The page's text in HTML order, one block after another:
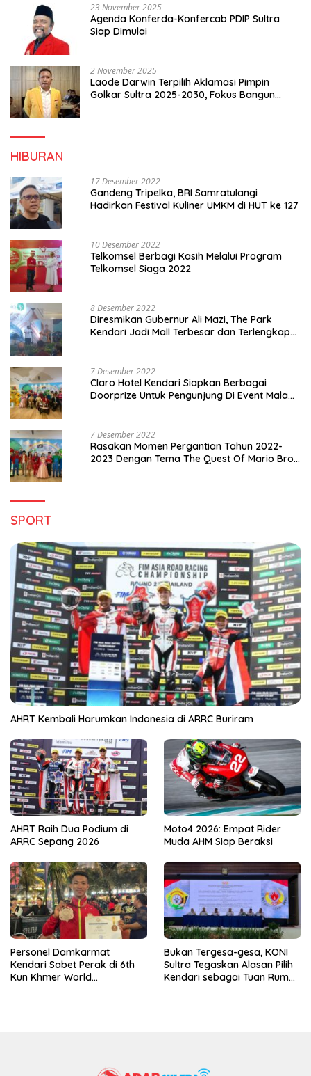
23 November 2025
Agenda Konferda-Konfercab PDIP Sultra
Siap Dimulai
2 November 2025
Laode Darwin Terpilih Aklamasi Pimpin
Golkar Sultra 2025-2030, Fokus Bangun
HIBURAN
17 Desember 2022
Gandeng Tripelka, BRI Samratulangi
Hadirkan Festival Kuliner UMKM di HUT ke 127
10 Desember 2022
Telkomsel Berbagi Kasih Melalui Program
Telkomsel Siaga 2022
8 Desember 2022
Diresmikan Gubernur Ali Mazi, The Park
Kendari Jadi Mall Terbesar dan Terlengkap
7 Desember 2022
Claro Hotel Kendari Siapkan Berbagai
Doorprize Untuk Pengunjung Di Event Malam
7 Desember 2022
Rasakan Momen Pergantian Tahun 2022-
2023 Dengan Tema The Quest Of Mario Bros
SPORT
AHRT Kembali Harumkan Indonesia di ARRC Buriram
AHRT Raih Dua Podium di
ARRC Sepang 2026
Moto4 2026: Empat Rider
Muda AHM Siap Beraksi
Personel Damkarmat
Kendari Sabet Perak di 6th
Kun Khmer World
Bukan Tergesa-gesa, KONI
Sultra Tegaskan Alasan Pilih
Kendari sebagai Tuan Rumah